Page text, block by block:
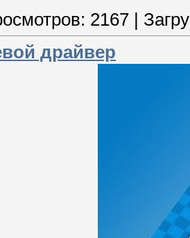
2167 |
драйвер